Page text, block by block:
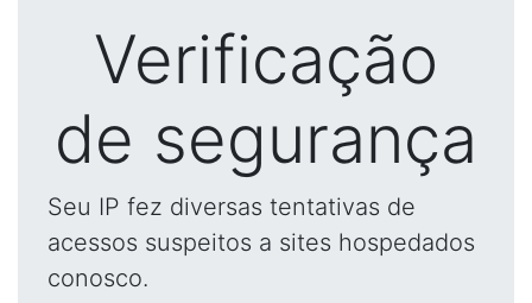
Verificação
de segurança
Seu IP fez diversas tentativas de
acessos suspeitos a sites hospedados
conosco.